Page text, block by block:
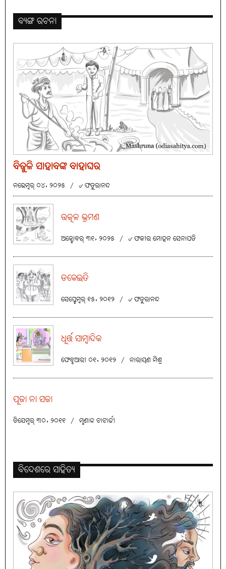
ବ୍ୟଙ୍ଗ ରଚନା
ବିଜୁଳି ସାହାବଙ୍କ ବାହାଘର
ନଭେମ୍ବର୍ ୦୪, ୨୦୨୫ / ୰ ଫତୁରାନନ୍ଦ
ଉତ୍କଳ ଭ୍ରମଣ
ଅକ୍ଟୋବର୍ ୩୧, ୨୦୨୫ / ୰ ଫକୀର ମୋହନ ସେନାପତି
ଡକେଇତି
ସେପ୍ଟେମ୍ବର୍ ୧୫, ୨୦୧୨ / ୰ ଫତୁରାନନ୍ଦ
ଧୂର୍ତ୍ତ ସାମ୍ବାଦିକ
ଫେବୃଆରୀ ୦୧, ୨୦୧୨ / ନାରାୟଣ ମିଶ୍ର
ପୂଜା ନା ସଜା
ଡିସେମ୍ବର୍ ୩୦, ୨୦୧୧ / ମୃଣାଳ ଚାଟାର୍ଜୀ
ବିଦେଶରେ ସାହିତ୍ୟ